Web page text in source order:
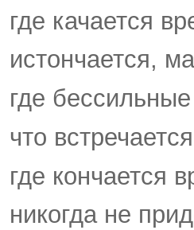
где качается
истончается,
где
что
где кончается
никогда не